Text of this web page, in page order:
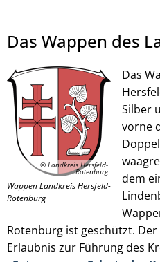
Das Wappen des
© Landkreis Hersfeld-
Rotenburg
Wappen Landkreis Hersfeld-
Rotenburg
Das
Silber
vorne
dem
Rotenburg ist geschützt.
Erlaubnis zur Führung des